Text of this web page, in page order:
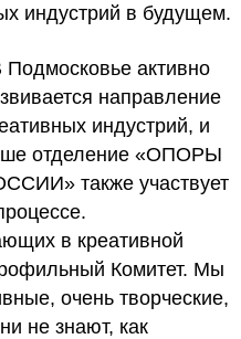
индустрий в будущем.
Подмосковье активно
направление
индустрий, и
отделение «ОПОРЫ
также участвует
в креативной
Комитет. Мы
очень творческие,
не знают, как